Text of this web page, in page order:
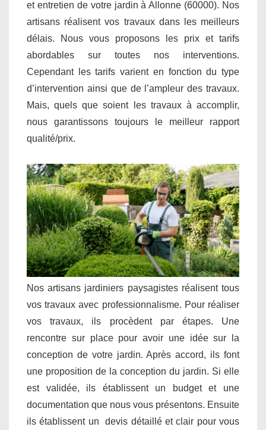
et entretien de votre jardin à Allonne (60000). Nos
artisans réalisent vos travaux dans les meilleurs
délais. Nous vous proposons les prix et tarifs
abordables sur toutes nos interventions.
Cependant les tarifs varient en fonction du type
d’intervention ainsi que de l’ampleur des travaux.
Mais, quels que soient les travaux à accomplir,
nous garantissons toujours le meilleur rapport
qualité/prix.
Nos artisans jardiniers paysagistes réalisent tous
vos travaux avec professionnalisme. Pour réaliser
vos travaux, ils procèdent par étapes. Une
rencontre sur place pour avoir une idée sur la
conception de votre jardin. Après accord, ils font
une proposition de la conception du jardin. Si elle
est validée, ils établissent un budget et une
documentation que nous vous présentons. Ensuite
ils établissent un devis détaillé et clair pour vous